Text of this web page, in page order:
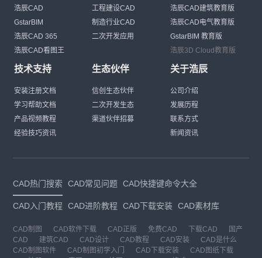
浩辰CAD
GstarBIM
浩辰CAD 365
浩辰CAD看图王
工程建设CAD
制造行业CAD
二次开发应用
浩辰CAD建筑教育版
浩辰CAD电气教育版
GstarBIM 教育版
浩辰3D Cloud教育版
技术支持
安装注册文档
学习帮助文档
产品视频教程
经验技巧资讯
生态伙伴
信创生态伙伴
二次开发生态
渠道伙伴招募
关于浩辰
公司介绍
发展历程
联系方式
新闻资讯
CAD热门搜索 CAD常见问题 CAD快捷键命令大全
CAD入门教程 CAD进阶教程 CAD下载安装 CAD素材库
CAD制图 CAD软件下载 CAD正版 免费CAD 下载CAD
国产
CAD
建筑CAD CAD设计 CAD教程 CAD安装
CAD是什么
CAD制图软件
CAD制图初学入门 CAD下载安装
CAD图纸下载